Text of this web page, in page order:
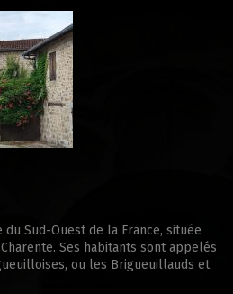
Sud-Ouest de la France, située
Ses habitants sont appelés
ou les Brigueuillauds et